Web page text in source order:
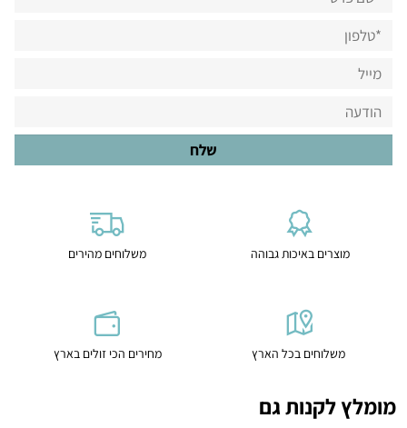
מוצרים באיכות גבוהה משלוחים מהירים
משלוחים בכל הארץ מחירים הכי זולים בארץ
מומלץ לקנות גם